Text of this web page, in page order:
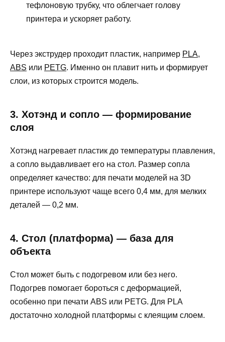
тефлоновую трубку, что облегчает голову
принтера и ускоряет работу.
Через экструдер проходит пластик, например PLA,
ABS или PETG. Именно он плавит нить и формирует
слои, из которых строится модель.
3. Хотэнд и сопло — формирование
слоя
Хотэнд нагревает пластик до температуры плавления,
а сопло выдавливает его на стол. Размер сопла
определяет качество: для печати моделей на 3D
принтере используют чаще всего 0,4 мм, для мелких
деталей — 0,2 мм.
4. Стол (платформа) — база для
объекта
Стол может быть с подогревом или без него.
Подогрев помогает бороться с деформацией,
особенно при печати ABS или PETG. Для PLA
достаточно холодной платформы с клеящим слоем.